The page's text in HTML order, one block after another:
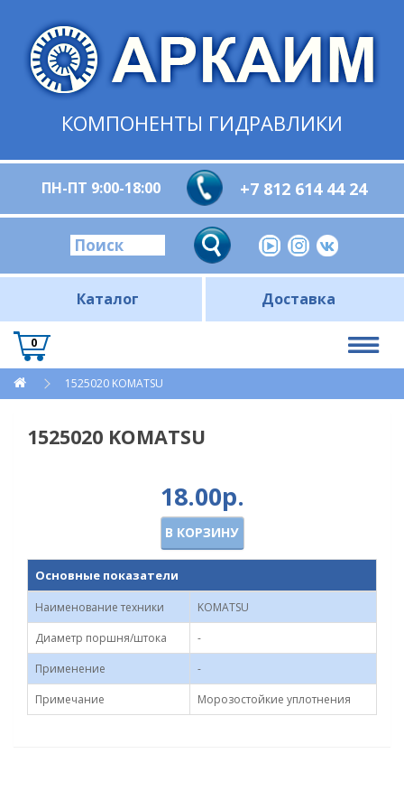
КОМПОНЕНТЫ ГИДРАВЛИКИ
ПН-ПТ 9:00-18:00 +7 812 614 44 24
Каталог Доставка
0
1525020 KOMATSU
1525020 KOMATSU
18.00р.
В КОРЗИНУ
Основные показатели
Наименование техники
KOMATSU
Диаметр поршня/штока
-
Применение
-
Примечание
Морозостойкие уплотнения